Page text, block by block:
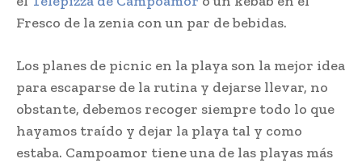
Fresco de la zenia con un par de bebidas.
Los planes de picnic en la playa son la mejor idea
para escaparse de la rutina y dejarse llevar, no
obstante, debemos recoger siempre todo lo que
hayamos traído y dejar la playa tal y como
estaba. Campoamor tiene una de las playas más